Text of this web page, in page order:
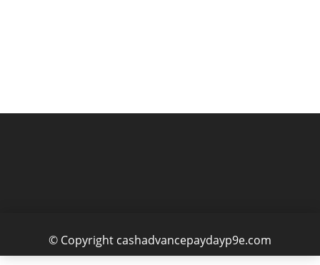
© Copyright cashadvancepaydayp9e.com